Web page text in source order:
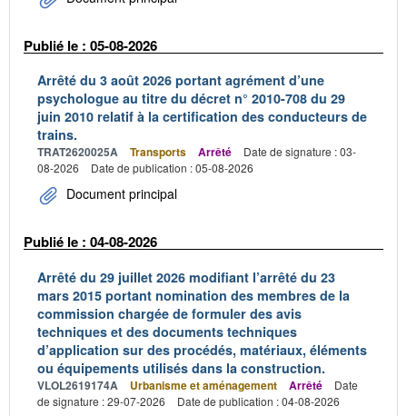
Publié le : 05-08-2026
Arrêté du 3 août 2026 portant agrément d’une
psychologue au titre du décret n° 2010-708 du 29
juin 2010 relatif à la certification des conducteurs de
trains.
TRAT2620025A Transports Arrêté
Date de signature : 03-
08-2026
Date de publication : 05-08-2026
Document principal
Publié le : 04-08-2026
Arrêté du 29 juillet 2026 modifiant l’arrêté du 23
mars 2015 portant nomination des membres de la
commission chargée de formuler des avis
techniques et des documents techniques
d’application sur des procédés, matériaux, éléments
ou équipements utilisés dans la construction.
VLOL2619174A Urbanisme et aménagement Arrêté
Date
de signature : 29-07-2026
Date de publication : 04-08-2026